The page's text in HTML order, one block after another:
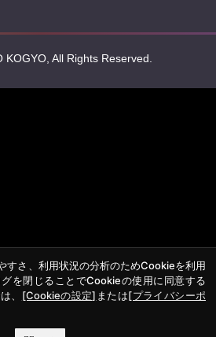
KOGYO, All Rights Reserved.
すさ、利用状況の分析のためCookieを利用
を閉じることでCookieの使用に同意する
、 [Cookieの設定] または[プライバシーポ